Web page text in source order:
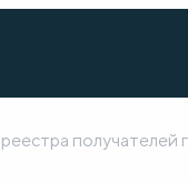
реестра